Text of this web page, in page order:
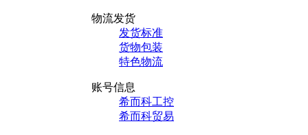
物流发货
发货标准
货物包装
特色物流
账号信息
希而科工控
希而科贸易